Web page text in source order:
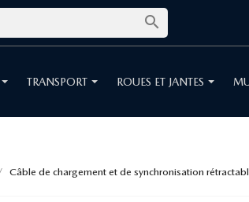

TRANSPORT ROUES ET JANTES
Câble de chargement et de synchronisation